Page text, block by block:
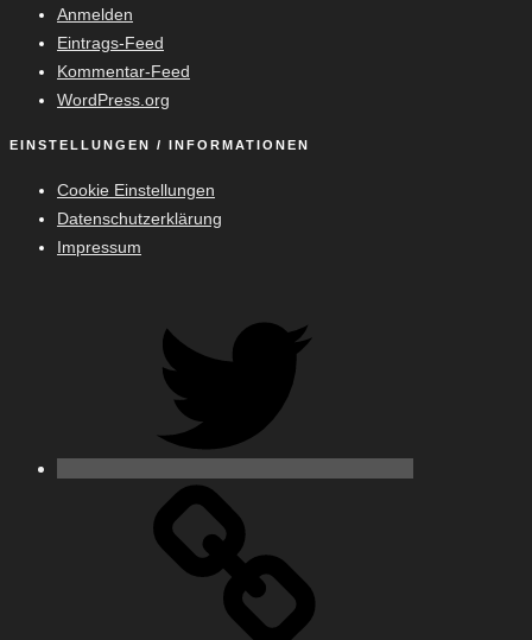
Anmelden
Eintrags-Feed
Kommentar-Feed
WordPress.org
EINSTELLUNGEN / INFORMATIONEN
Cookie Einstellungen
Datenschutzerklärung
Impressum